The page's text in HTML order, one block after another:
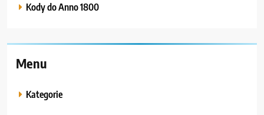
Kody do Anno 1800
Menu
Kategorie